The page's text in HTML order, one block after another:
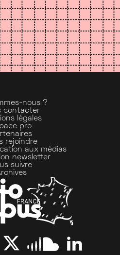
nous ?
contacter
légales
pro
rejoindre
aux médias
newsletter
suivre